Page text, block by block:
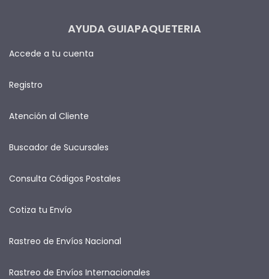
AYUDA GUIAPAQUETERIA
Accede a tu cuenta
Registro
Atención al Cliente
Buscador de Sucursales
Consulta Códigos Postales
Cotiza tu Envío
Rastreo de Envíos Nacional
Rastreo de Envíos Internacionales